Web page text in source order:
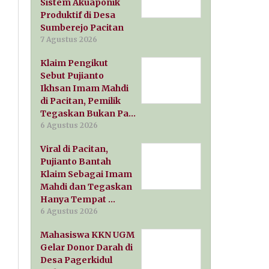
Sistem Akuaponik
Produktif di Desa
Sumberejo Pacitan
7 Agustus 2026
Klaim Pengikut
Sebut Pujianto
Ikhsan Imam Mahdi
di Pacitan, Pemilik
Tegaskan Bukan Pa…
6 Agustus 2026
Viral di Pacitan,
Pujianto Bantah
Klaim Sebagai Imam
Mahdi dan Tegaskan
Hanya Tempat …
6 Agustus 2026
Mahasiswa KKN UGM
Gelar Donor Darah di
Desa Pagerkidul